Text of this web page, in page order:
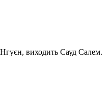
виходить Сауд Салем.